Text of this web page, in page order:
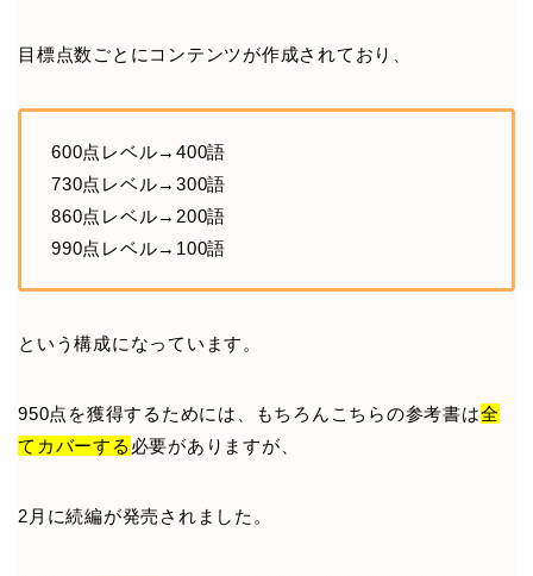
目標点数ごとにコンテンツが作成されており、
600点レベル→400語
730点レベル→300語
860点レベル→200語
990点レベル→100語
という構成になっています。
950点を獲得するためには、もちろんこちらの参考書は全
てカバーする 必要がありますが、
2月に続編が発売されました。